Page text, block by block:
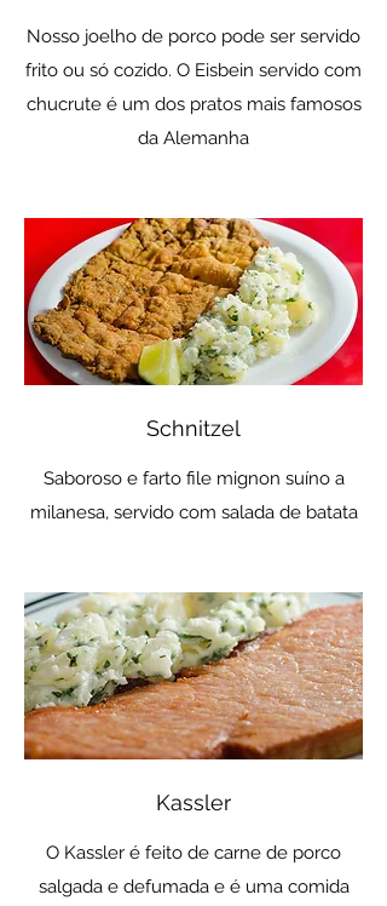
Nosso joelho de porco pode ser servido
frito ou só cozido. O Eisbein servido com
chucrute é um dos pratos mais famosos
da Alemanha
Schnitzel
Saboroso e farto file mignon suíno a
milanesa, servido com salada de batata
Kassler
O Kassler é feito de carne de porco
salgada e defumada e é uma comida